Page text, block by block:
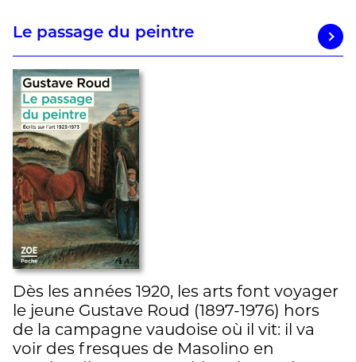
Le passage du peintre
Dès les années 1920, les arts font voyager
le jeune Gustave Roud (1897-1976) hors
de la campagne vaudoise où il vit: il va
voir des fresques de Masolino en